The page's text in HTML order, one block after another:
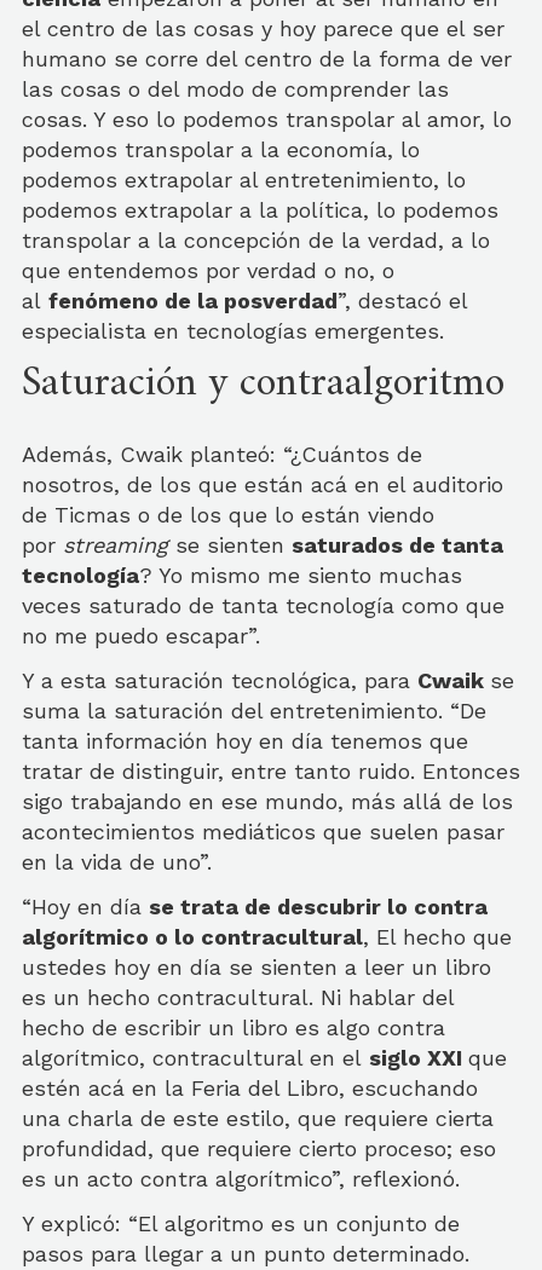
el centro de las cosas y hoy parece que el ser
humano se corre del centro de la forma de ver
las cosas o del modo de comprender las
cosas. Y eso lo podemos transpolar al amor, lo
podemos transpolar a la economía, lo
podemos extrapolar al entretenimiento, lo
podemos extrapolar a la política, lo podemos
transpolar a la concepción de la verdad, a lo
que entendemos por verdad o no, o
al fenómeno de la posverdad”, destacó el
especialista en tecnologías emergentes.
Saturación y contraalgoritmo
Además, Cwaik planteó: “¿Cuántos de
nosotros, de los que están acá en el auditorio
de Ticmas o de los que lo están viendo
por streamingse sienten saturados de tanta
tecnología? Yo mismo me siento muchas
veces saturado de tanta tecnología como que
no me puedo escapar”.
Y a esta saturación tecnológica, para Cwaik se
suma la saturación del entretenimiento. “De
tanta información hoy en día tenemos que
tratar de distinguir, entre tanto ruido. Entonces
sigo trabajando en ese mundo, más allá de los
acontecimientos mediáticos que suelen pasar
en la vida de uno”.
“Hoy en día se trata de descubrir lo contra
algorítmico o lo contracultural, El hecho que
ustedes hoy en día se sienten a leer un libro
es un hecho contracultural. Ni hablar del
hecho de escribir un libro es algo contra
algorítmico, contracultural en el siglo XXI que
estén acá en la Feria del Libro, escuchando
una charla de este estilo, que requiere cierta
profundidad, que requiere cierto proceso; eso
es un acto contra algorítmico”, reflexionó.
Y explicó: “El algoritmo es un conjunto de
pasos para llegar a un punto determinado.